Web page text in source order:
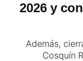
2026 y
Además,
Cosquín